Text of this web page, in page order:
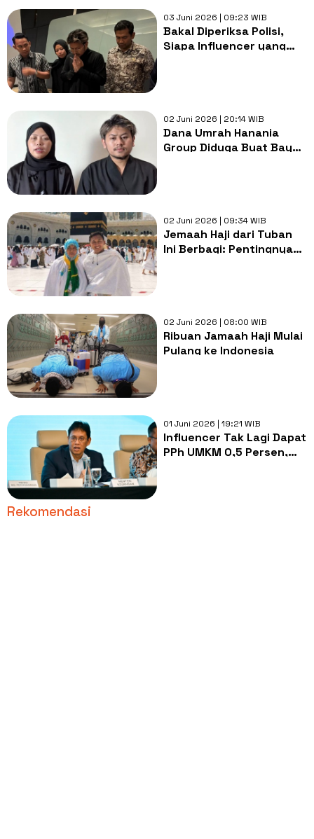
03 Juni 2026 | 09:23 WIB
Bakal Diperiksa Polisi,
Siapa Influencer yang
02 Juni 2026 | 20:14 WIB
Dana Umrah Hanania
Group Diduga Buat Bayar
02 Juni 2026 | 09:34 WIB
Jemaah Haji dari Tuban
Ini Berbagi: Pentingnya
02 Juni 2026 | 08:00 WIB
Ribuan Jamaah Haji Mulai
Pulang ke Indonesia
01 Juni 2026 | 19:21 WIB
Influencer Tak Lagi Dapat
PPh UMKM 0,5 Persen,
Rekomendasi